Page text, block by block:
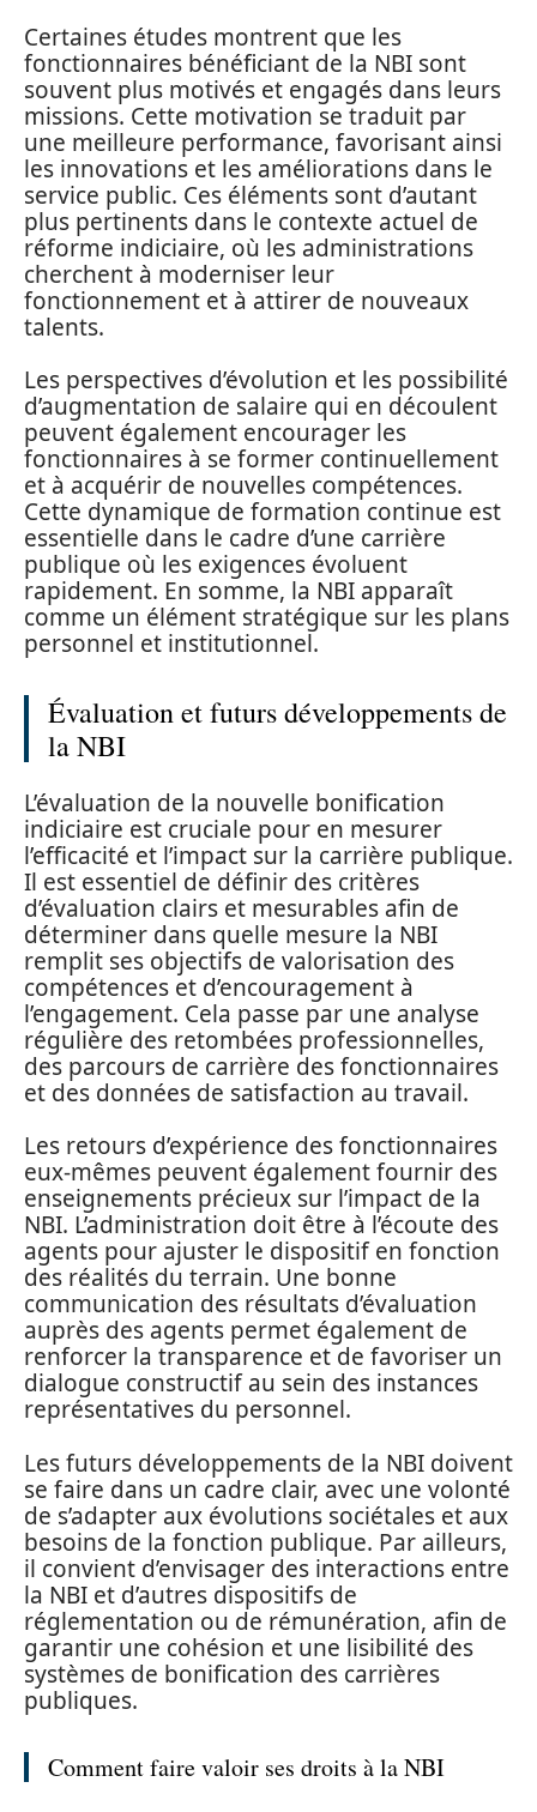
Certaines études montrent que les
fonctionnaires bénéficiant de la NBI sont
souvent plus motivés et engagés dans leurs
missions. Cette motivation se traduit par
une meilleure performance, favorisant ainsi
les innovations et les améliorations dans le
service public. Ces éléments sont d’autant
plus pertinents dans le contexte actuel de
réforme indiciaire, où les administrations
cherchent à moderniser leur
fonctionnement et à attirer de nouveaux
talents.
Les perspectives d’évolution et les possibilité
d’augmentation de salaire qui en découlent
peuvent également encourager les
fonctionnaires à se former continuellement
et à acquérir de nouvelles compétences.
Cette dynamique de formation continue est
essentielle dans le cadre d’une carrière
publique où les exigences évoluent
rapidement. En somme, la NBI apparaît
comme un élément stratégique sur les plans
personnel et institutionnel.
Évaluation et futurs développements de
la NBI
L’évaluation de la nouvelle bonification
indiciaire est cruciale pour en mesurer
l’efficacité et l’impact sur la carrière publique.
Il est essentiel de définir des critères
d’évaluation clairs et mesurables afin de
déterminer dans quelle mesure la NBI
remplit ses objectifs de valorisation des
compétences et d’encouragement à
l’engagement. Cela passe par une analyse
régulière des retombées professionnelles,
des parcours de carrière des fonctionnaires
et des données de satisfaction au travail.
Les retours d’expérience des fonctionnaires
eux-mêmes peuvent également fournir des
enseignements précieux sur l’impact de la
NBI. L’administration doit être à l’écoute des
agents pour ajuster le dispositif en fonction
des réalités du terrain. Une bonne
communication des résultats d’évaluation
auprès des agents permet également de
renforcer la transparence et de favoriser un
dialogue constructif au sein des instances
représentatives du personnel.
Les futurs développements de la NBI doivent
se faire dans un cadre clair, avec une volonté
de s’adapter aux évolutions sociétales et aux
besoins de la fonction publique. Par ailleurs,
il convient d’envisager des interactions entre
la NBI et d’autres dispositifs de
réglementation ou de rémunération, afin de
garantir une cohésion et une lisibilité des
systèmes de bonification des carrières
publiques.
Comment faire valoir ses droits à la NBI